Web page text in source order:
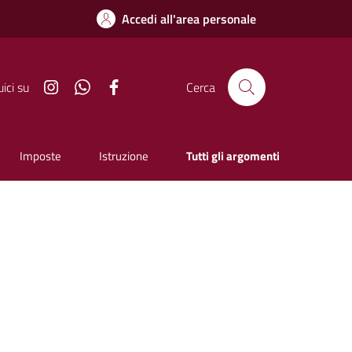
Accedi all'area personale
su InstagramWhatsapp Cerca
Imposte Istruzione Tutti gli argomenti